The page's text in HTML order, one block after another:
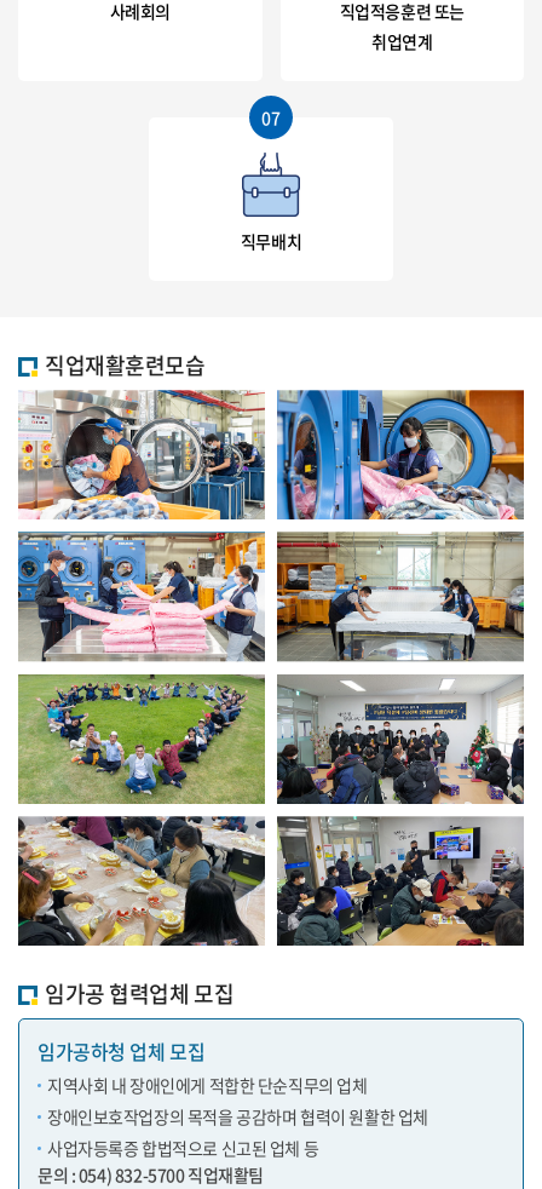
사례회의
직업적응훈련 또는
취업연계
07
직무배치
직업재활훈련모습
임가공 협력업체 모집
임가공하청 업체 모집
지역사회 내 장애인에게 적합한 단순직무의 업체
장애인보호작업장의 목적을 공감하며 협력이 원활한 업체
사업자등록증 합법적으로 신고된 업체 등
문의 : 054) 832-5700 직업재활팀